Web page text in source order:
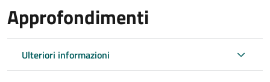
Approfondimenti
Ulteriori informazioni